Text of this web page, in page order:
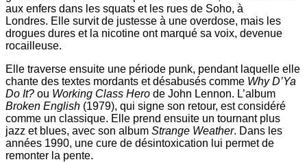
aux enfers dans les squats et les rues de Soho, à
Londres. Elle survit de justesse à une overdose, mais les
drogues dures et la nicotine ont marqué sa voix, devenue
rocailleuse.
Elle traverse ensuite une période punk, pendant laquelle elle
chante des textes mordants et désabusés comme Why D’Ya
Do It? ou Working Class Hero de John Lennon. L’album
Broken English (1979), qui signe son retour, est considéré
comme un classique. Elle prend ensuite un tournant plus
jazz et blues, avec son album Strange Weather. Dans les
années 1990, une cure de désintoxication lui permet de
remonter la pente.